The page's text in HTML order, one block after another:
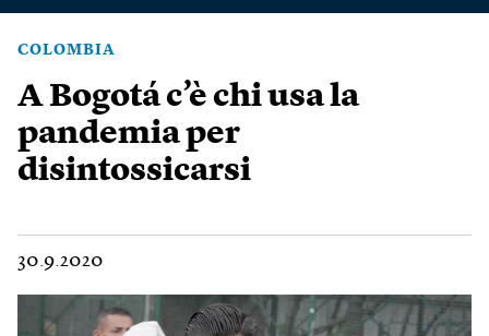
COLOMBIA
A Bogotá c’è chi usa la
pandemia per
disintossicarsi
30.9.2020